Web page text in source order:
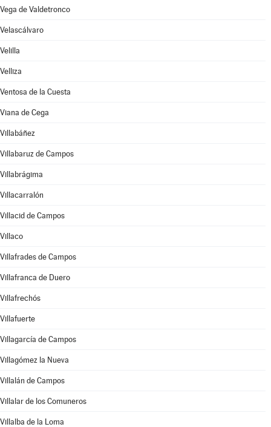
Vega de Valdetronco
Velascálvaro
Velilla
Velliza
Ventosa de la Cuesta
Viana de Cega
Villabáñez
Villabaruz de Campos
Villabrágima
Villacarralón
Villacid de Campos
Villaco
Villafrades de Campos
Villafranca de Duero
Villafrechós
Villafuerte
Villagarcía de Campos
Villagómez la Nueva
Villalán de Campos
Villalar de los Comuneros
Villalba de la Loma